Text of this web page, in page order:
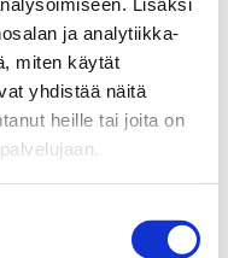
ja analytiikka-
miten käytät
yhdistää näitä
heille tai joita on
lakkautetaan
poistettiin